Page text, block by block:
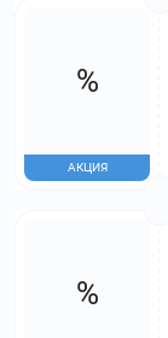
%
АКЦИЯ
%